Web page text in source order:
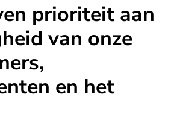
prioriteit aan
van onze
en het